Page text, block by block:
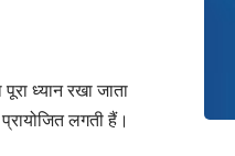
ध्यान रखा जाता
लगती हैं।